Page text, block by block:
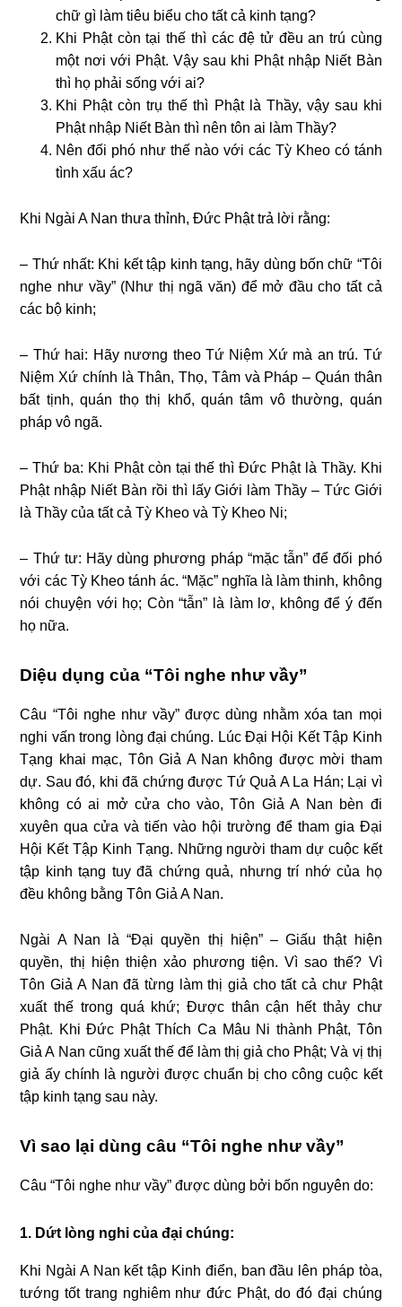
chữ gì làm tiêu biểu cho tất cả kinh tạng?
Khi Phật còn tại thế thì các đệ tử đều an trú cùng
một nơi với Phật. Vậy sau khi Phật nhập Niết Bàn
thì họ phải sống với ai?
Khi Phật còn trụ thế thì Phật là Thầy, vậy sau khi
Phật nhập Niết Bàn thì nên tôn ai làm Thầy?
Nên đối phó như thế nào với các Tỳ Kheo có tánh
tình xấu ác?
Khi Ngài A Nan thưa thỉnh, Ðức Phật trả lời rằng:
– Thứ nhất: Khi kết tập kinh tạng, hãy dùng bốn chữ “Tôi
nghe như vầy” (Như thị ngã văn) để mở đầu cho tất cả
các bộ kinh;
– Thứ hai: Hãy nương theo Tứ Niệm Xứ mà an trú. Tứ
Niệm Xứ chính là Thân, Thọ, Tâm và Pháp – Quán thân
bất tịnh, quán thọ thị khổ, quán tâm vô thường, quán
pháp vô ngã.
– Thứ ba: Khi Phật còn tại thế thì Ðức Phật là Thầy. Khi
Phật nhập Niết Bàn rồi thì lấy Giới làm Thầy – Tức Giới
là Thầy của tất cả Tỳ Kheo và Tỳ Kheo Ni;
– Thứ tư: Hãy dùng phương pháp “mặc tẫn” để đối phó
với các Tỳ Kheo tánh ác. “Mặc” nghĩa là làm thinh, không
nói chuyện với họ; Còn “tẫn” là làm lơ, không để ý đến
họ nữa.
Diệu dụng của “Tôi nghe như vầy”
Câu “Tôi nghe như vầy” được dùng nhằm xóa tan mọi
nghi vấn trong lòng đại chúng. Lúc Ðại Hội Kết Tập Kinh
Tạng khai mạc, Tôn Giả A Nan không được mời tham
dự. Sau đó, khi đã chứng được Tứ Quả A La Hán; Lại vì
không có ai mở cửa cho vào, Tôn Giả A Nan bèn đi
xuyên qua cửa và tiến vào hội trường để tham gia Ðại
Hội Kết Tập Kinh Tạng. Những người tham dự cuộc kết
tập kinh tạng tuy đã chứng quả, nhưng trí nhớ của họ
đều không bằng Tôn Giả A Nan.
Ngài A Nan là “Đại quyền thị hiện” – Giấu thật hiện
quyền, thị hiện thiện xảo phương tiện. Vì sao thế? Vì
Tôn Giả A Nan đã từng làm thị giả cho tất cả chư Phật
xuất thế trong quá khứ; Được thân cận hết thảy chư
Phật. Khi Ðức Phật Thích Ca Mâu Ni thành Phật, Tôn
Giả A Nan cũng xuất thế để làm thị giả cho Phật; Và vị thị
giả ấy chính là người được chuẩn bị cho công cuộc kết
tập kinh tạng sau này.
Vì sao lại dùng câu “Tôi nghe như vầy”
Câu “Tôi nghe như vầy” được dùng bởi bốn nguyên do:
1. Dứt lòng nghi của đại chúng:
Khi Ngài A Nan kết tập Kinh điển, ban đầu lên pháp tòa,
tướng tốt trang nghiêm như đức Phật, do đó đại chúng